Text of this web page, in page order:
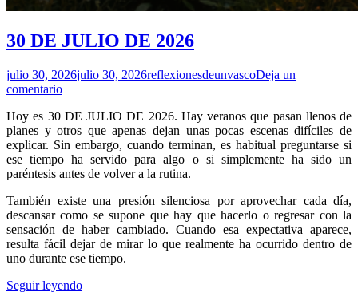
30 DE JULIO DE 2026
julio 30, 2026julio 30, 2026reflexionesdeunvascoDeja un
comentario
Hoy es 30 DE JULIO DE 2026. Hay veranos que pasan llenos de
planes y otros que apenas dejan unas pocas escenas difíciles de
explicar. Sin embargo, cuando terminan, es habitual preguntarse si
ese tiempo ha servido para algo o si simplemente ha sido un
paréntesis antes de volver a la rutina.
También existe una presión silenciosa por aprovechar cada día,
descansar como se supone que hay que hacerlo o regresar con la
sensación de haber cambiado. Cuando esa expectativa aparece,
resulta fácil dejar de mirar lo que realmente ha ocurrido dentro de
uno durante ese tiempo.
Seguir leyendo